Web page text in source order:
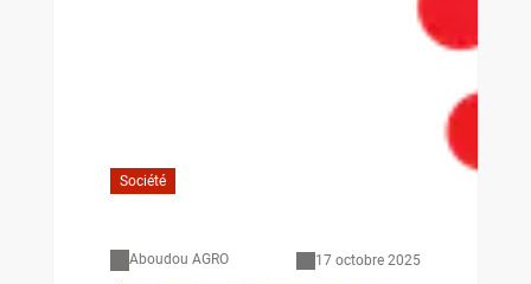
Société
Aboudou AGRO 17 octobre 2025